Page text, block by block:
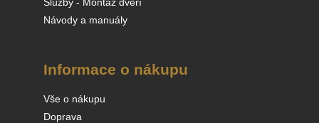
Návody a manuály
Informace o nákupu
Vše o nákupu
Doprava